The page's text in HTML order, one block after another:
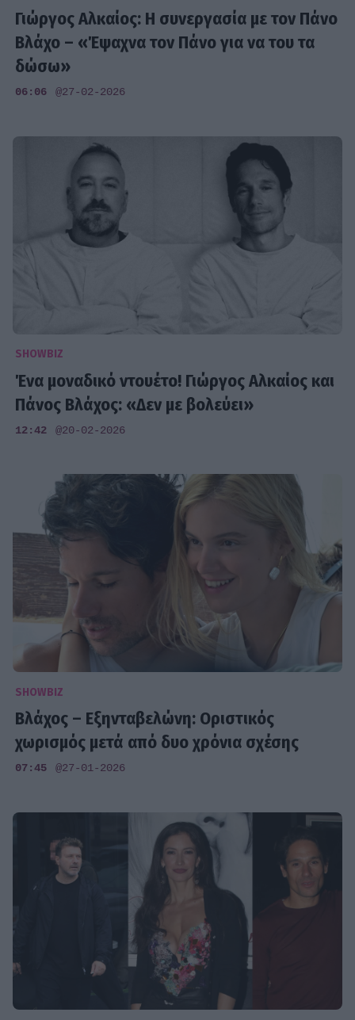
Γιώργος Αλκαίος: Η συνεργασία με τον Πάνο
Βλάχο – «Έψαχνα τον Πάνο για να του τα
δώσω»
06:06 @27-02-2026
SHOWBIZ
Ένα μοναδικό ντουέτο! Γιώργος Αλκαίος και
Πάνος Βλάχος: «Δεν με βολεύει»
12:42 @20-02-2026
SHOWBIZ
Bλάχος – Εξηνταβελώνη: Οριστικός
χωρισμός μετά από δυο χρόνια σχέσης
07:45 @27-01-2026